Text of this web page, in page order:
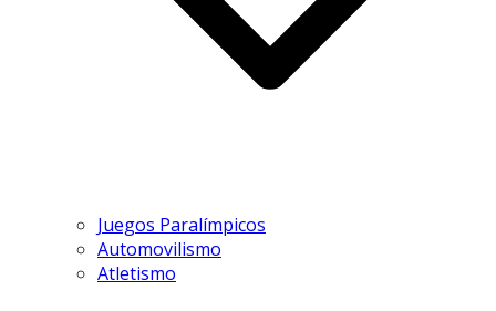
Juegos Paralímpicos
Automovilismo
Atletismo